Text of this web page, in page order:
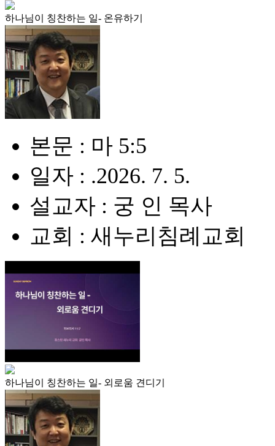
하나님이 칭찬하는 일- 온유하기
본문 : 마 5:5
일자 : .2026. 7. 5.
설교자 : 궁 인 목사
교회 : 새누리침례교회
하나님이 칭찬하는 일- 외로움 견디기